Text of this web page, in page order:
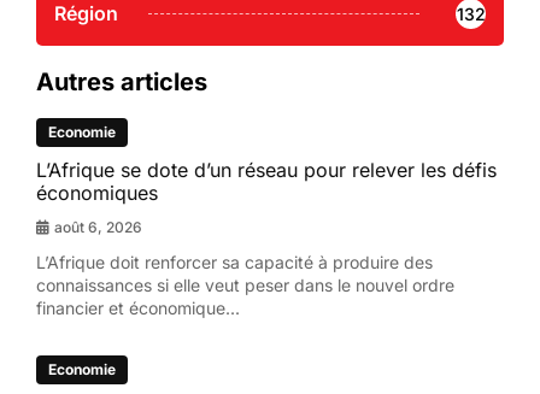
Région 132
Autres articles
Economie
L’Afrique se dote d’un réseau pour relever les défis
économiques
août 6, 2026
L’Afrique doit renforcer sa capacité à produire des
connaissances si elle veut peser dans le nouvel ordre
financier et économique...
Economie